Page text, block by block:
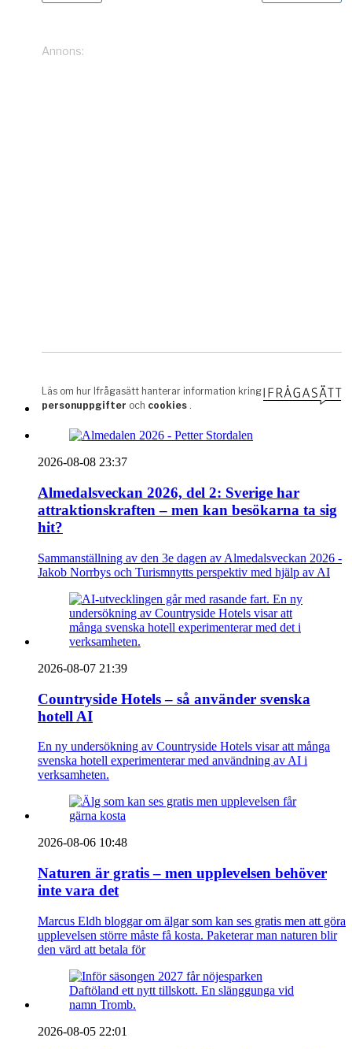
2026-08-08 23:37
Almedalsveckan 2026, del 2: Sverige har
attraktionskraften – men kan besökarna ta sig
hit?
Sammanställning av den 3e dagen av Almedalsveckan 2026 -
Jakob Norrbys och Turismnytts perspektiv med hjälp av AI
2026-08-07 21:39
Countryside Hotels – så använder svenska
hotell AI
En ny undersökning av Countryside Hotels visar att många
svenska hotell experimenterar med användning av AI i
verksamheten.
2026-08-06 10:48
Naturen är gratis – men upplevelsen behöver
inte vara det
Marcus Eldh bloggar om älgar som kan ses gratis men att göra
upplevelsen större måste få kosta. Paketerar man naturen blir
den värd att betala för
2026-08-05 22:01